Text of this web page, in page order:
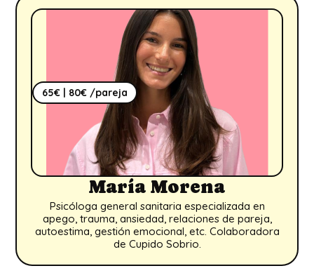
65€ | 80€ /pareja
María Morena
Psicóloga general sanitaria especializada en
apego, trauma, ansiedad, relaciones de pareja,
autoestima, gestión emocional, etc. Colaboradora
de Cupido Sobrio.